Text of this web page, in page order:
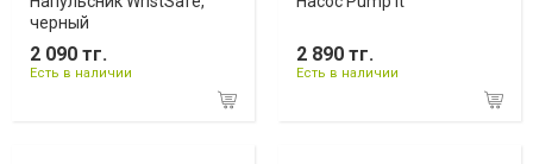
черный
2 090 тг.
Есть в наличии
2 890 тг.
Есть в наличии